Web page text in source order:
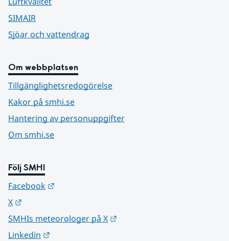
SIMAIR
Sjöar och vattendrag
Om webbplatsen
Tillgänglighetsredogörelse
Kakor på smhi.se
Hantering av personuppgifter
Om smhi.se
Följ SMHI
Facebook
X
SMHIs meteorologer på X
Linkedin